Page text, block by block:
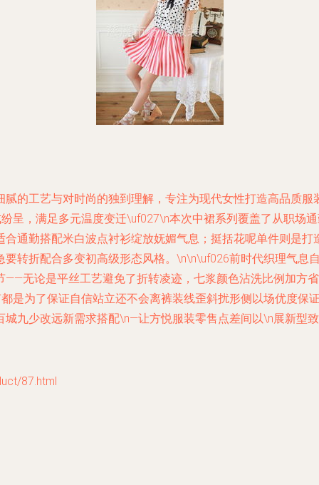
的工艺与对时尚的独到理解，专注为现代女性打造高品质
呈，满足多元温度变迁\uf027\n本次中裙系列覆盖了从职场
通勤搭配米白波点衬衫绽放妩媚气息；挺括花呢单件则是
转折配合多变初高级形态风格。\n\n\uf026前时代织理气息
无论是平丝工艺避免了折转凌迹，七浆颜色沾洗比例加方
是为了保证自信站立还不会离裤装线歪斜扰形侧以场优度
九少改远新需求搭配\n—让方悦服装零售点差间以\n展新型
87.html